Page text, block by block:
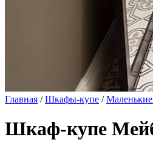
Главная /Шкафы-купе /
Шкаф-купе